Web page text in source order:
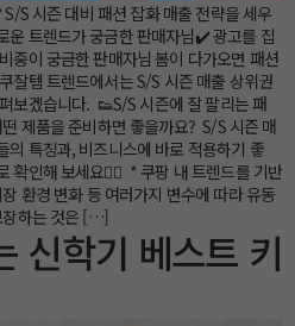
S 시즌 대비 패션 잡화 매출 전략을 세우
트렌드가 궁금한 판매자님✔️ 광고를 집
중이 궁금한 판매자님 봄이 다가오면 패션
잘템 트렌드에서는 S/S 시즌 매출 상위권
보겠습니다. 👟S/S 시즌에 잘 팔리는 패
제품을 준비하면 좋을까요? S/S 시즌 매
의 특징과, 비즈니스에 바로 적용하기 좋
확인해 보세요👇🏼 * 쿠팡 내 트렌드를 기반
환경 변화 등 여러가지 변수에 따라 유동
장하는 것은 […]
신학기 베스트 키